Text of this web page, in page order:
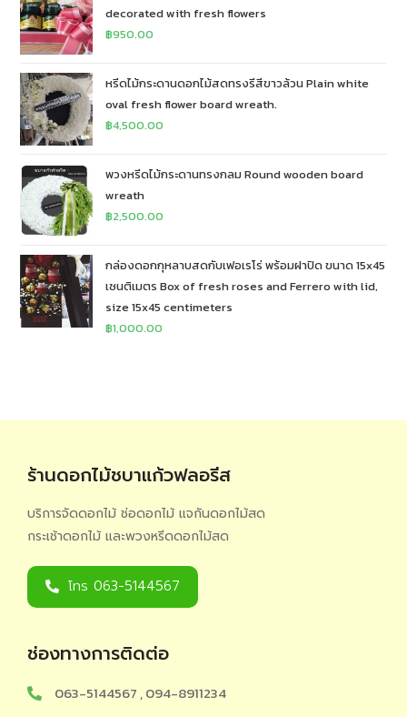
decorated with fresh flowers
฿950.00
หรีดไม้กระดานดอกไม้สดทรงรีสีขาวล้วน Plain white
oval fresh flower board wreath.
฿4,500.00
พวงหรีดไม้กระดานทรงกลม Round wooden board
wreath
฿2,500.00
กล่องดอกกุหลาบสดกับเฟอเรโร่ พร้อมฝาปิด ขนาด 15x45
เซนติเมตร Box of fresh roses and Ferrero with lid,
size 15x45 centimeters
฿1,000.00
ร้านดอกไม้ชบาแก้วฟลอรีส
บริการจัดดอกไม้ ช่อดอกไม้ แจกันดอกไม้สด
กระเช้าดอกไม้ และพวงหรีดดอกไม้สด
โทร 063-5144567
ช่องทางการติดต่อ
063-5144567 , 094-8911234